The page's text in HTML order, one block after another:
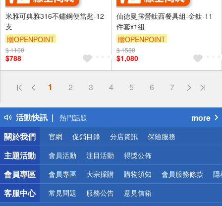
米雅可典雅316不鏽鋼便當匙-12
支
贈OPENPOINT
$ 1100
$788
仙德曼露營鈦西餐具組-金鈦-11
件套x1組
贈OPENPOINT
$ 1580
$1,080
1 2 3 4 5 6 7
活動快訊
偏遠地區配送
得獎公告
熱門話題
銀行優惠
偏遠地區配送
詐騙網頁！請小心！
more
關於我們
官網 促銷目錄 分店資訊 保險服務
主題活動 會員活動 注目活動 得獎公佈
會員專區 會員專區 大宗採購 購物須知 會員服務條款 隱
客服中心 常見問題 服務公告 意見信箱